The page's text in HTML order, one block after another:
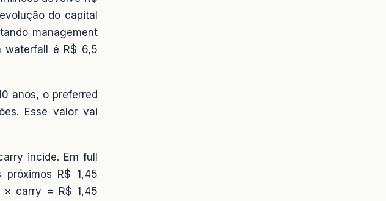
do capital
management
waterfall é R$ 6,5
anos, o preferred
Esse valor vai
incide. Em full
R$ 1,45
× carry = R$ 1,45